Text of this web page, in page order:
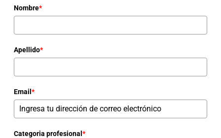
Nombre*
Apellido*
Email *
Categoria profesional *